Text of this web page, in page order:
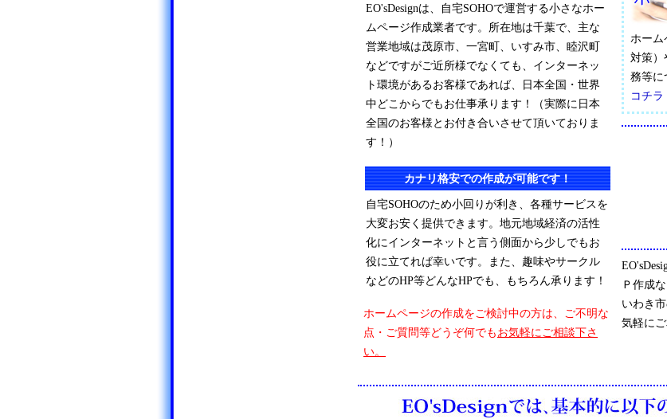
EO'sDesignは、自宅SOHOで運営する小さなホー
ムページ作成業者です。所在地は千葉で、主な
営業地域は茂原市、一宮町、いすみ市、睦沢町
などですがご近所様でなくても、インターネッ
ト環境があるお客様であれば、日本全国・世界
中どこからでもお仕事承ります！（実際に日本
全国のお客様とお付き合いさせて頂いておりま
す！）
カナリ格安での作成が可能です！
自宅SOHOのため小回りが利き、各種サービスを
大変お安く提供できます。地元地域経済の活性
化にインターネットと言う側面から少しでもお
役に立てれば幸いです。また、趣味やサークル
などのHP等どんなHPでも、もちろん承ります！
ホームページの作成をご検討中の方は、ご不明な
点・ご質問等どうぞ何でもお気軽にご相談下さ
い。
ホーム
対策）
務等に
コチラ
Ｐ作成
いわき
気軽にご